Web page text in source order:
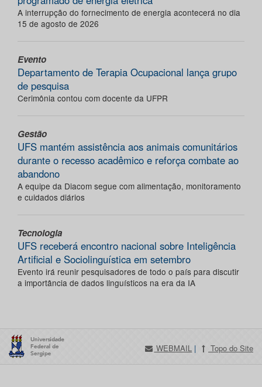
A interrupção do fornecimento de energia acontecerá no dia
15 de agosto de 2026
Evento
Departamento de Terapia Ocupacional lança grupo
de pesquisa
Cerimônia contou com docente da UFPR
Gestão
UFS mantém assistência aos animais comunitários
durante o recesso acadêmico e reforça combate ao
abandono
A equipe da Diacom segue com alimentação, monitoramento
e cuidados diários
Tecnologia
UFS receberá encontro nacional sobre Inteligência
Artificial e Sociolinguística em setembro
Evento irá reunir pesquisadores de todo o país para discutir
a importância de dados linguísticos na era da IA
WEBMAIL | Topo do Site